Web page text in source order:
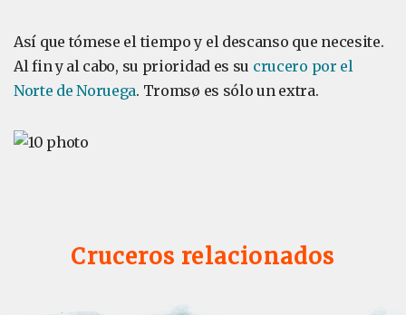
Así que tómese el tiempo y el descanso que necesite.
Al fin y al cabo, su prioridad es su crucero por el
Norte de Noruega. Tromsø es sólo un extra.
Cruceros relacionados